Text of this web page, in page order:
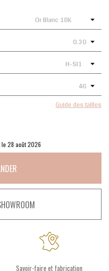
Guide des tailles
le 28 août 2026
Savoir-faire et fabrication